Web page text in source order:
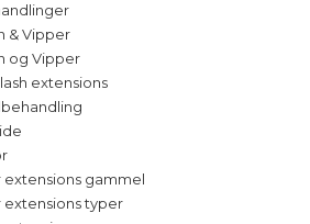
& Vipper
og Vipper
extensions
extensions gammel
extensions typer